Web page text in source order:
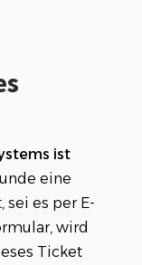
ist
eine
es per E-
wird
Ticket